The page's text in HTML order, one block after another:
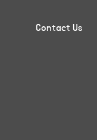
Contact Us